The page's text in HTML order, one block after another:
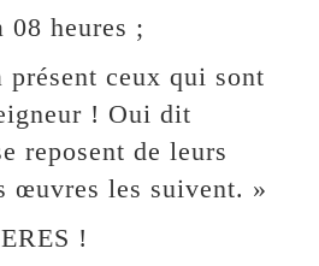
08 heures ;
présent ceux qui sont
! Oui dit
reposent de leurs
œuvres les suivent. »
!